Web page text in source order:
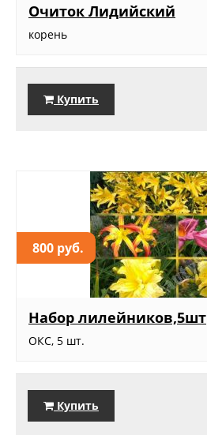
Очиток Лидийский
корень
Купить
800 руб.
Набор лилейников,5шт
ОКС, 5 шт.
Купить